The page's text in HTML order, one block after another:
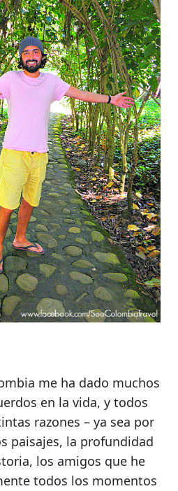
me ha dado muchos
en la vida, y todos
razones – ya sea por
paisajes, la profundidad
los amigos que he
todos los momentos